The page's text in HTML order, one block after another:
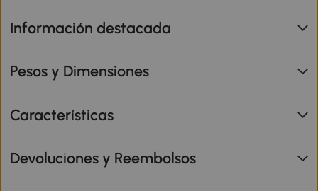
Información destacada
Pesos y Dimensiones
Características
Devoluciones y Reembolsos